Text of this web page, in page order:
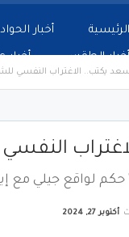
الرئيسية أخبار
الطقس أخبار
يكتب.. الاغتراب النفسي
لواقع جيلي مع
أكتوبر 27, 2024